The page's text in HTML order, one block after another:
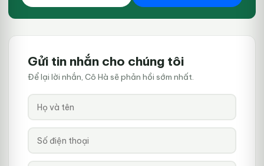
Gửi tin nhắn cho chúng tôi
Để lại lời nhắn, Cô Hà sẽ phản hồi sớm nhất.